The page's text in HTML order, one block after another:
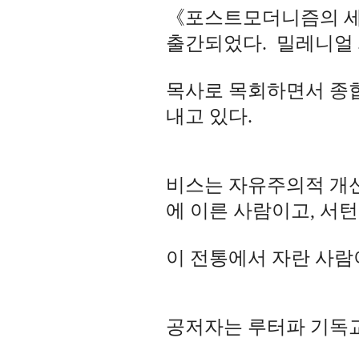
《포스트모더니즘의
출간되었다. 밀레니얼
목사로 목회하면서 종
내고 있다.
비스는 자유주의적 개
에 이른 사람이고, 서
이 전통에서 자란 사람
공저자는 루터파 기독